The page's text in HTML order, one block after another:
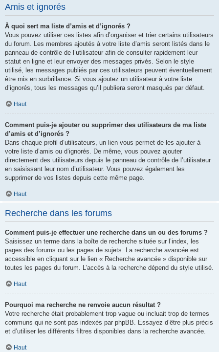
Amis et ignorés
À quoi sert ma liste d’amis et d’ignorés ?
Vous pouvez utiliser ces listes afin d’organiser et trier certains utilisateurs
du forum. Les membres ajoutés à votre liste d’amis seront listés dans le
panneau de contrôle de l’utilisateur afin de consulter rapidement leur
statut en ligne et leur envoyer des messages privés. Selon le style
utilisé, les messages publiés par ces utilisateurs peuvent éventuellement
être mis en surbrillance. Si vous ajoutez un utilisateur à votre liste
d’ignorés, tous les messages qu’il publiera seront masqués par défaut.
Haut
Comment puis-je ajouter ou supprimer des utilisateurs de ma liste
d’amis et d’ignorés ?
Dans chaque profil d’utilisateurs, un lien vous permet de les ajouter à
votre liste d’amis ou d’ignorés. De même, vous pouvez ajouter
directement des utilisateurs depuis le panneau de contrôle de l’utilisateur
en saisissant leur nom d’utilisateur. Vous pouvez également les
supprimer de vos listes depuis cette même page.
Haut
Recherche dans les forums
Comment puis-je effectuer une recherche dans un ou des forums ?
Saisissez un terme dans la boîte de recherche située sur l’index, les
pages des forums ou les pages de sujets. La recherche avancée est
accessible en cliquant sur le lien « Recherche avancée » disponible sur
toutes les pages du forum. L’accès à la recherche dépend du style utilisé.
Haut
Pourquoi ma recherche ne renvoie aucun résultat ?
Votre recherche était probablement trop vague ou incluait trop de termes
communs qui ne sont pas indexés par phpBB. Essayez d’être plus précis
et d’utiliser les différents filtres disponibles dans la recherche avancée.
Haut